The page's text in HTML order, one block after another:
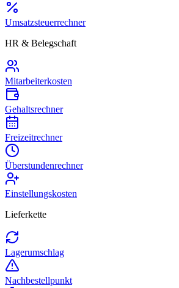
Umsatzsteuerrechner
HR & Belegschaft
Mitarbeiterkosten
Gehaltsrechner
Freizeitrechner
Überstundenrechner
Einstellungskosten
Lieferkette
Lagerumschlag
Nachbestellpunkt